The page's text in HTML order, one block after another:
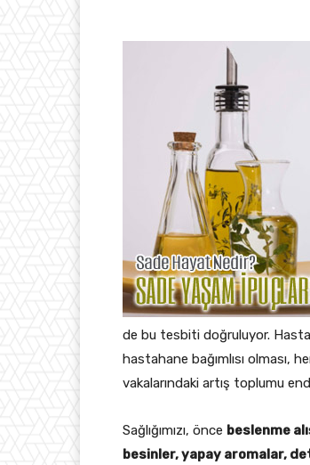
de bu tesbiti doğruluyor.
hastahane bağımlısı olması,
vakalarındaki artış toplumu
Sağlığımızı, önce beslenme
besinler, yapay aromalar,